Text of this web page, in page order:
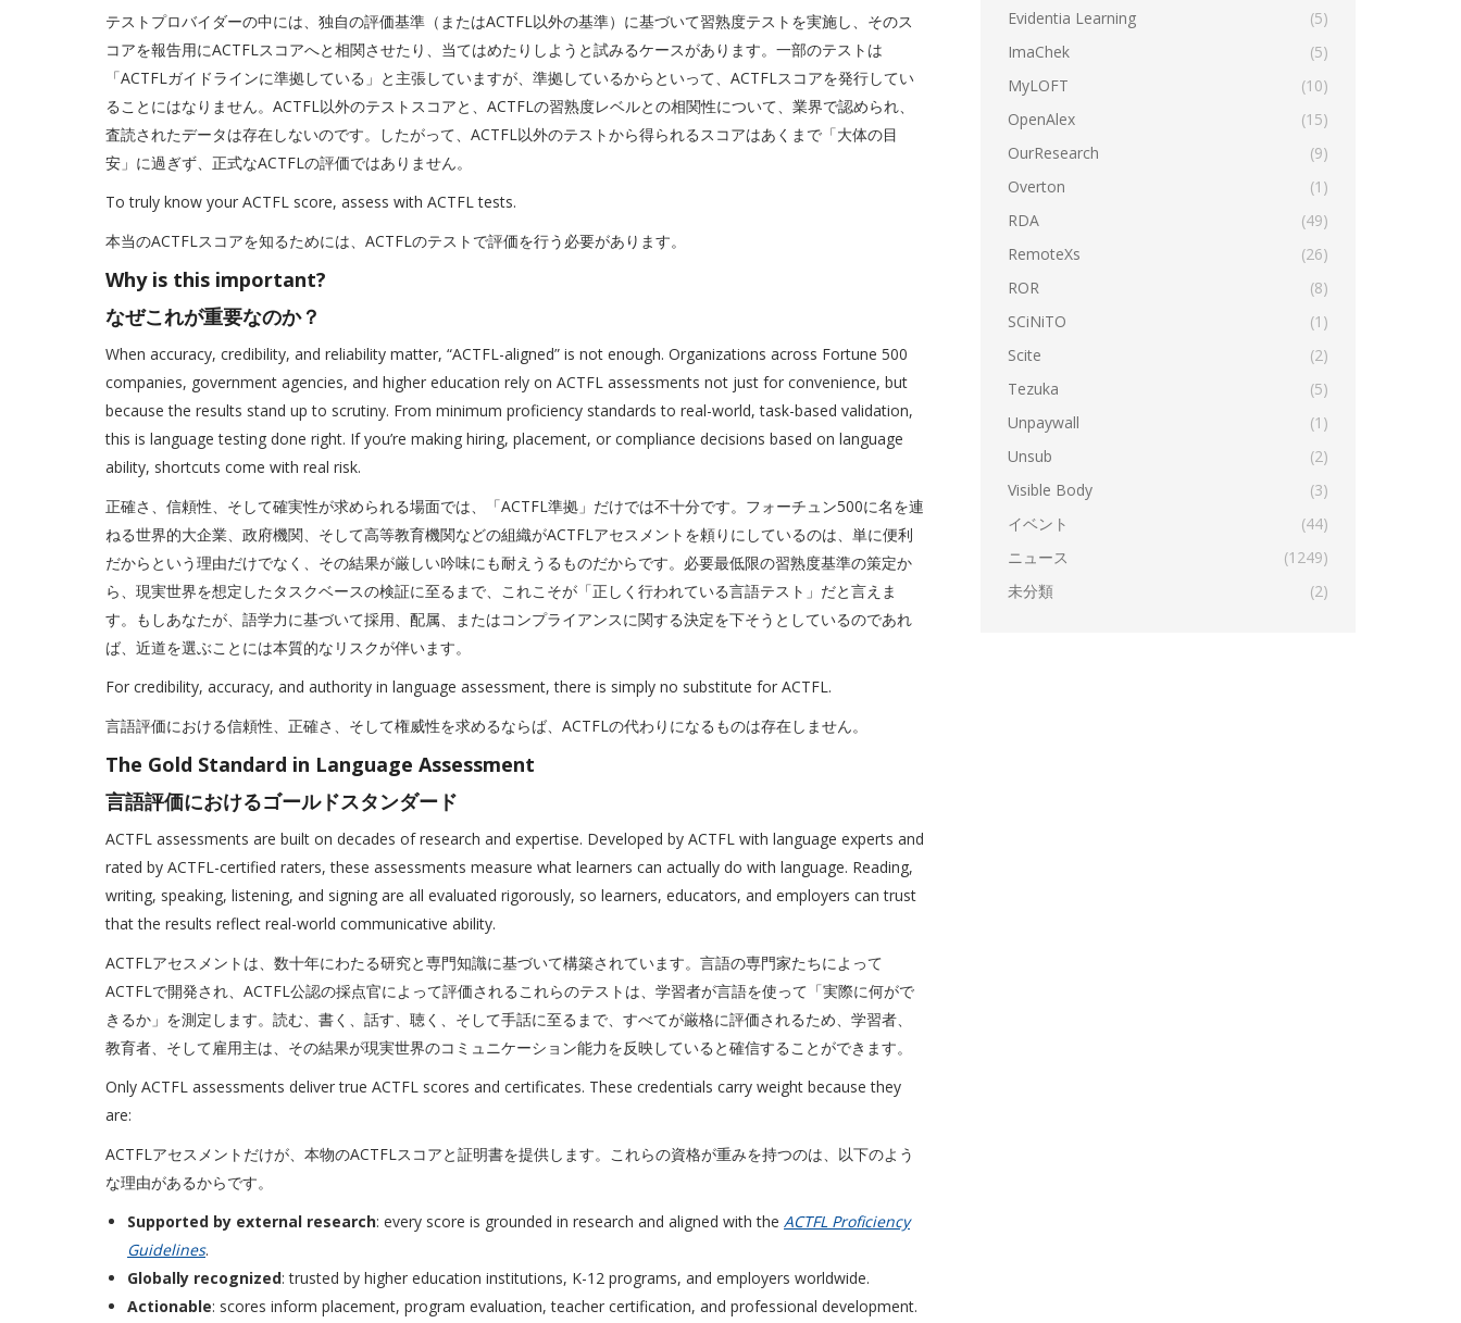
テストプロバイダーの中には、独自の評価基準（またはACTFL以外の基準）に基づいて習熟度テストを実施し、そのス
コアを報告用にACTFLスコアへと相関させたり、当てはめたりしようと試みるケースがあります。一部のテストは
「ACTFLガイドラインに準拠している」と主張していますが、準拠しているからといって、ACTFLスコアを発行してい
ることにはなりません。ACTFL以外のテストスコアと、ACTFLの習熟度レベルとの相関性について、業界で認められ、
査読されたデータは存在しないのです。したがって、ACTFL以外のテストから得られるスコアはあくまで「大体の目
安」に過ぎず、正式なACTFLの評価ではありません。
To truly know your ACTFL score, assess with ACTFL tests.
本当のACTFLスコアを知るためには、ACTFLのテストで評価を行う必要があります。
Why is this important?
なぜこれが重要なのか？
When accuracy, credibility, and reliability matter, “ACTFL-aligned” is not enough. Organizations across Fortune 500
companies, government agencies, and higher education rely on ACTFL assessments not just for convenience, but
because the results stand up to scrutiny. From minimum proficiency standards to real-world, task-based validation,
this is language testing done right. If you’re making hiring, placement, or compliance decisions based on language
ability, shortcuts come with real risk.
正確さ、信頼性、そして確実性が求められる場面では、「ACTFL準拠」だけでは不十分です。フォーチュン500に名を連
ねる世界的大企業、政府機関、そして高等教育機関などの組織がACTFLアセスメントを頼りにしているのは、単に便利
だからという理由だけでなく、その結果が厳しい吟味にも耐えうるものだからです。必要最低限の習熟度基準の策定か
ら、現実世界を想定したタスクベースの検証に至るまで、これこそが「正しく行われている言語テスト」だと言えま
す。もしあなたが、語学力に基づいて採用、配属、またはコンプライアンスに関する決定を下そうとしているのであれ
ば、近道を選ぶことには本質的なリスクが伴います。
For credibility, accuracy, and authority in language assessment, there is simply no substitute for ACTFL.
言語評価における信頼性、正確さ、そして権威性を求めるならば、ACTFLの代わりになるものは存在しません。
The Gold Standard in Language Assessment
言語評価におけるゴールドスタンダード
ACTFL assessments are built on decades of research and expertise. Developed by ACTFL with language experts and
rated by ACTFL-certified raters, these assessments measure what learners can actually do with language. Reading,
writing, speaking, listening, and signing are all evaluated rigorously, so learners, educators, and employers can trust
that the results reflect real-world communicative ability.
ACTFLアセスメントは、数十年にわたる研究と専門知識に基づいて構築されています。言語の専門家たちによって
ACTFLで開発され、ACTFL公認の採点官によって評価されるこれらのテストは、学習者が言語を使って「実際に何がで
きるか」を測定します。読む、書く、話す、聴く、そして手話に至るまで、すべてが厳格に評価されるため、学習者、
教育者、そして雇用主は、その結果が現実世界のコミュニケーション能力を反映していると確信することができます。
Only ACTFL assessments deliver true ACTFL scores and certificates. These credentials carry weight because they
are:
ACTFLアセスメントだけが、本物のACTFLスコアと証明書を提供します。これらの資格が重みを持つのは、以下のよう
な理由があるからです。
Supported by external research: every score is grounded in research and aligned with the ACTFL Proficiency
Guidelines.
Globally recognized: trusted by higher education institutions, K-12 programs, and employers worldwide.
Actionable: scores inform placement, program evaluation, teacher certification, and professional development.
Evidentia Learning
(5)
ImaChek
(5)
MyLOFT
(10)
OpenAlex
(15)
OurResearch
(9)
Overton
(1)
RDA
(49)
RemoteXs
(26)
ROR
(8)
SCiNiTO
(1)
Scite
(2)
Tezuka
(5)
Unpaywall
(1)
Unsub
(2)
Visible Body
(3)
イベント
(44)
ニュース
(1249)
未分類
(2)